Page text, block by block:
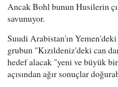
Ancak Bohl bunun Husilerin
savunuyor.
Suudi Arabistan'ın
grubun "Kızıldeniz'deki can
hedef alacak "yeni ve büyük
açısından ağır sonuçlar